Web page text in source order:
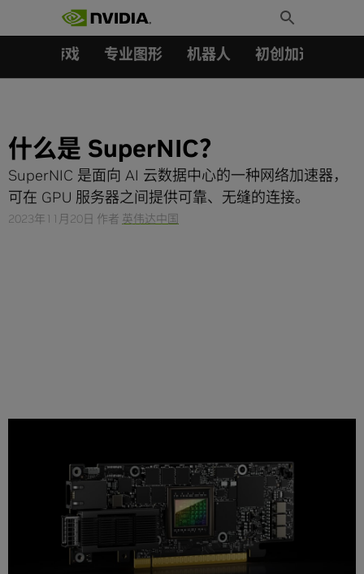
Toggle
Search
游戏 专业图形 机器人 初创加速会员成
什么是 SuperNIC？
SuperNIC 是面向 AI 云数据中心的一种网络加速器，
可在 GPU 服务器之间提供可靠、无缝的连接。
2023年11月20日 作者 英伟达中国
生成式 AI 是快速变化的数字领域的新转折。在此领域的一个